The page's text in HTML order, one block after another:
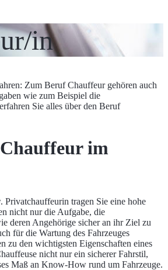
in
Zum Beruf Chauffeur gehören auch
wie zum Beispiel die
Sie alles über den Beruf
im
Privatchauffeurin tragen Sie eine hohe
nicht nur die Aufgabe, die
deren Angehörige sicher an ihr Ziel zu
für die Wartung des Fahrzeuges
zu den wichtigsten Eigenschaften eines
nicht nur ein sicherer Fahrstil,
Maß an Know-How rund um Fahrzeuge.